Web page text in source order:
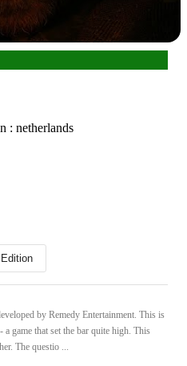
: netherlands
by Remedy Entertainment. This is
a game that set the bar quite high. This
The questio ...